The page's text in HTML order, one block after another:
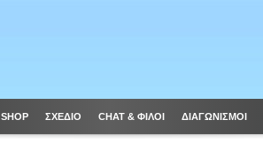
SHOP ΣΧΈΔΙΟ CHAT & ΦΙΛΟΙ ΔΙΑΓΩΝΙΣΜΟΊ